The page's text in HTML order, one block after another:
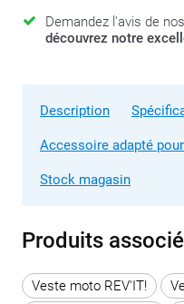
Demandez l'avis de
découvrez notre
Description
Accessoire adapté pour
Stock magasin
Produits
Veste moto REV'IT!